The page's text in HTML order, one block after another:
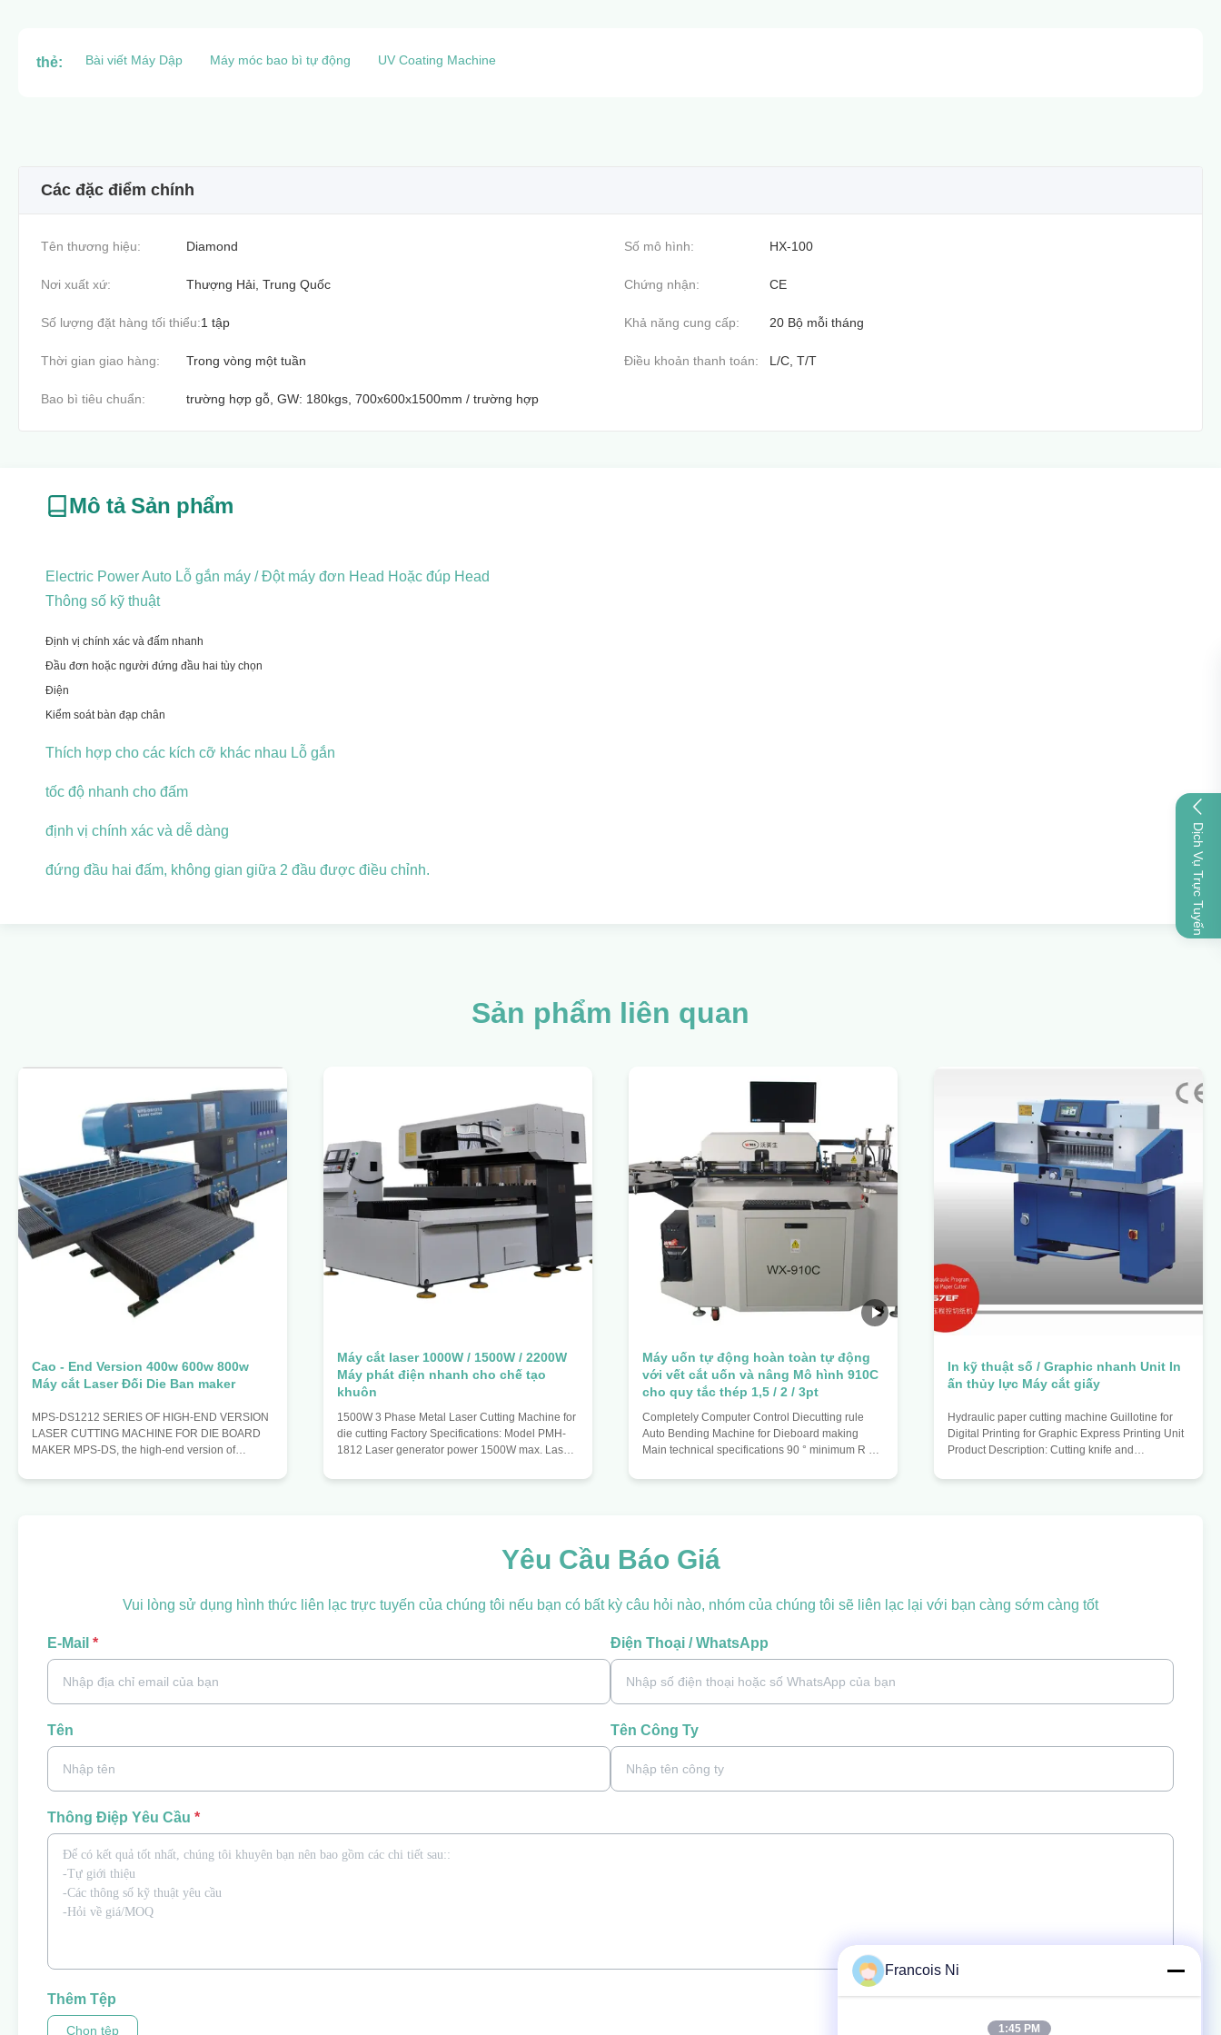
Dịch Vụ Trực Tuyến
thẻ: Bài viết Máy Dập Máy móc bao bì tự động UV Coating Machine
Các đặc điểm chính
Tên thương hiệu: Diamond Số mô hình: HX-100
Nơi xuất xứ: Thượng Hải, Trung Quốc Chứng nhận: CE
Số lượng đặt hàng tối thiểu:1 tập Khả năng cung cấp: 20 Bộ mỗi tháng
Thời gian giao hàng: Trong vòng một tuần Điều khoản thanh toán: L/C, T/T
Bao bì tiêu chuẩn: trường hợp gỗ, GW: 180kgs, 700x600x1500mm / trường hợp
Mô tả Sản phẩm
Electric Power Auto Lỗ gắn máy / Đột máy đơn Head Hoặc đúp Head
Thông số kỹ thuật
Định vị chính xác và đấm nhanh
Đầu đơn hoặc người đứng đầu hai tùy chọn
Điện
Kiểm soát bàn đạp chân
Thích hợp cho các kích cỡ khác nhau Lỗ gắn
tốc độ nhanh cho đấm
định vị chính xác và dễ dàng
đứng đầu hai đấm, không gian giữa 2 đầu được điều chỉnh.
Sản phẩm liên quan
Cao - End Version 400w 600w 800w
Máy ​​cắt Laser Đối Die Ban maker
MPS-DS1212 SERIES OF HIGH-END VERSION
LASER CUTTING MACHINE FOR DIE BOARD
MAKER MPS-DS, the high-end version of
principle of constant light path design.it keeps
Máy cắt laser 1000W / 1500W / 2200W
Máy phát điện nhanh cho chế tạo
khuôn
1500W 3 Phase Metal Laser Cutting Machine for
die cutting Factory Specifications: Model PMH-
1812 Laser generator power 1500W max. Laser
X axis travel 1250mm Y-axis travel 1850mm
system screw guide Driving system Three-axis
servo drive system Optical system X axis Laser
Máy uốn tự động hoàn toàn tự động
với vết cắt uốn và nâng Mô hình 910C
cho quy tắc thép 1,5 / 2 / 3pt
Completely Computer Control Diecutting rule
Auto Bending Machine for Dieboard making
Main technical specifications 90 ° minimum R no
0.71) 2.0mm (support blade thickness 1.07) 180
Maximum bending angle 120 ° Minimum 90 °
bend size 3 mm Minimum bending full circle
In kỹ thuật số / Graphic nhanh Unit In
ấn thủy lực Máy cắt giấy
Hydraulic paper cutting machine Guillotine for
Digital Printing for Graphic Express Printing Unit
Product Description: Cutting knife and
transmission. Fully hydraulic drive makes the
Yêu Cầu Báo Giá
Vui lòng sử dụng hình thức liên lạc trực tuyến của chúng tôi nếu bạn có bất kỳ câu hỏi nào, nhóm của chúng tôi sẽ liên lạc lại với bạn càng sớm càng tốt
E-Mail * Điện Thoại / WhatsApp
Tên Tên Công Ty
Thông Điệp Yêu Cầu *
Thêm Tệp
Chọn tệp
Francois Ni
1:45 PM